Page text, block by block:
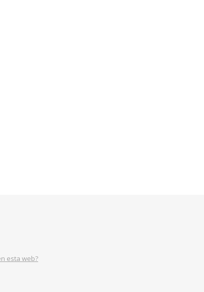
esta web?